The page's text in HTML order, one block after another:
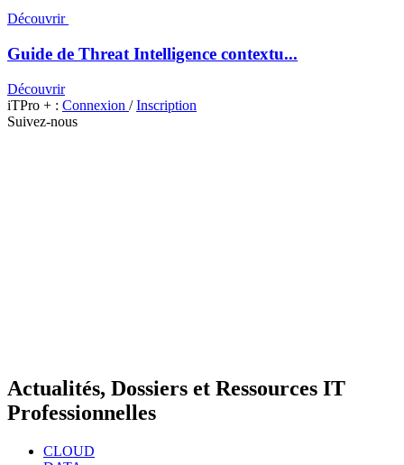
Découvrir
Guide de Threat Intelligence contextu...
Découvrir
iTPro + : Connexion /Inscription
Suivez-nous
Actualités, Dossiers et Ressources IT
Professionnelles
CLOUD